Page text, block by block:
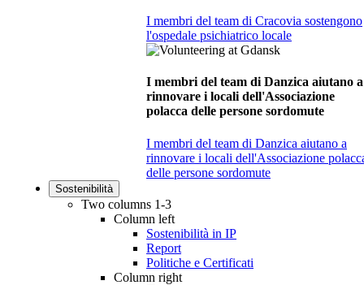
I membri del team di Cracovia sostengono
l'ospedale psichiatrico locale
I membri del team di Danzica aiutano a
rinnovare i locali dell'Associazione
polacca delle persone sordomute
I membri del team di Danzica aiutano a
rinnovare i locali dell'Associazione
delle persone sordomute
Sostenibilità
Two columns 1-3
Column left
Sostenibilità in IP
Report
Politiche e Certificati
Column right